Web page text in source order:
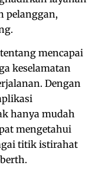
pelanggan,
mencapai
keselamatan
Dengan
hanya mudah
mengetahui
titik istirahat